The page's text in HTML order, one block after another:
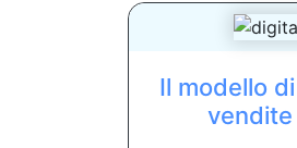
Il modello